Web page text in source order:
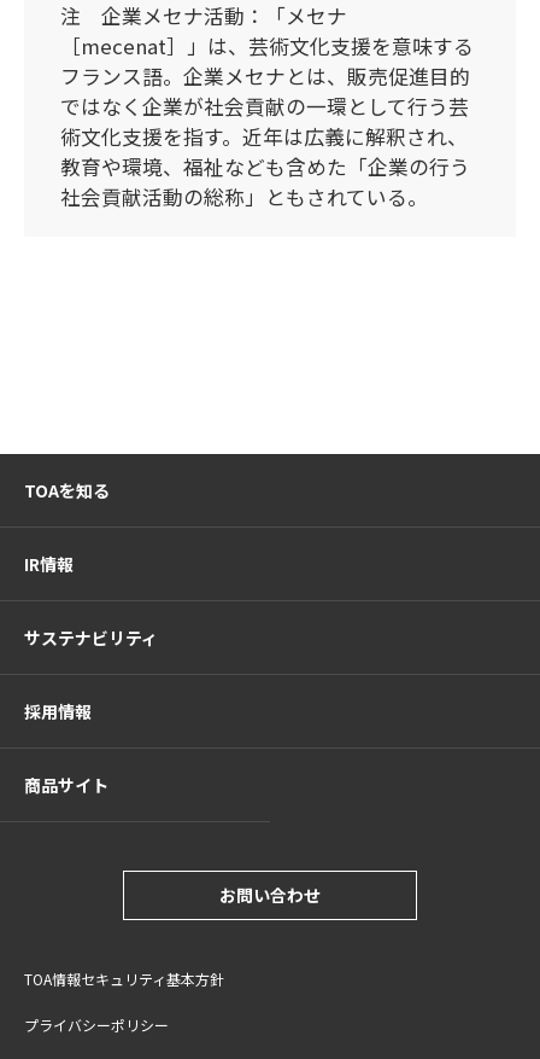
注 企業メセナ活動：「メセナ
［mecenat］」は、芸術文化支援を意味する
フランス語。企業メセナとは、販売促進目的
ではなく企業が社会貢献の一環として行う芸
術文化支援を指す。近年は広義に解釈され、
教育や環境、福祉なども含めた「企業の行う
社会貢献活動の総称」ともされている。
TOAを知る
IR情報
サステナビリティ
採用情報
商品サイト
お問い合わせ
TOA情報セキュリティ基本方針
プライバシーポリシー